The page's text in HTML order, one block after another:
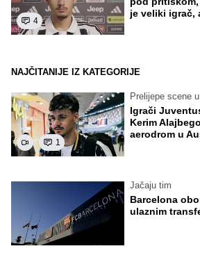
4
je veliki igrač,
NAJČITANIJE IZ KATEGORIJE
1
Prelijepe scene
Igrači
Kerim
aerodrom u
Jačaju tim
Barcelona
ulaznim